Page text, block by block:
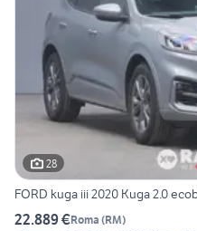
28
FORD kuga iii 2020 Kuga 2.0
22.889 €Roma (RM)